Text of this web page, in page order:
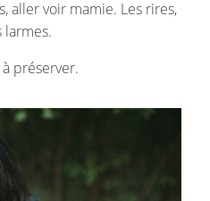
aller voir mamie. Les rires,
larmes.
préserver.